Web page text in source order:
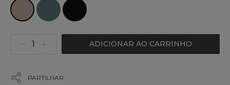
ADICIONAR AO CARRINHO
PARTILHAR